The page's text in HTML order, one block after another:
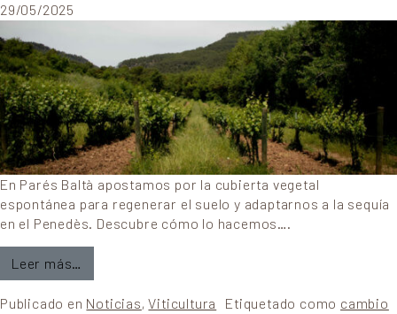
29/05/2025
En Parés Baltà apostamos por la cubierta vegetal
espontánea para regenerar el suelo y adaptarnos a la sequía
en el Penedès. Descubre cómo lo hacemos….
Leer más…
Publicado en Noticias,Viticultura Etiquetado como cambio